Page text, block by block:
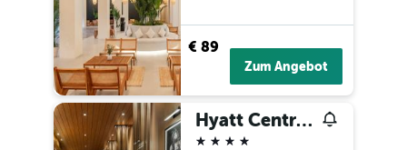
€ 89
Zum Angebot
Hyatt Centric Beale Street Memphis
4 Sterne